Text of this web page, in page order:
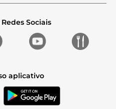
Sociais
aplicativo